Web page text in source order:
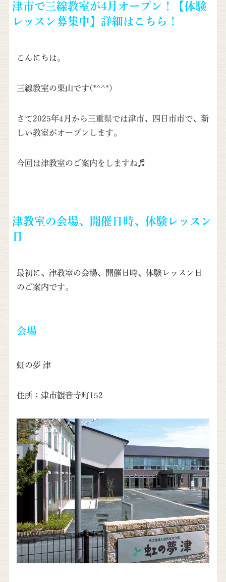
津市で三線教室が4月オープン！【体験
レッスン募集中】詳細はこちら！
こんにちは。
三線教室の栗山です(*^^*)
さて2025年4月から三重県では津市、四日市市で、新
しい教室がオープンします。
今回は津教室のご案内をしますね♬
津教室の会場、開催日時、体験レッスン
日
最初に、津教室の会場、開催日時、体験レッスン日
のご案内です。
会場
虹の夢 津
住所：津市観音寺町152